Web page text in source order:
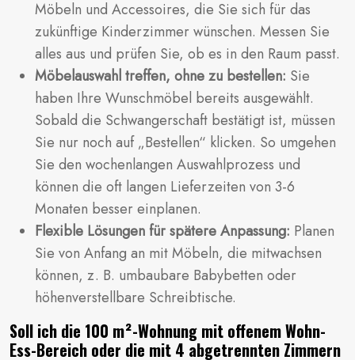
Möbeln und Accessoires, die Sie sich für das
zukünftige Kinderzimmer wünschen. Messen Sie
alles aus und prüfen Sie, ob es in den Raum passt.
Möbelauswahl treffen, ohne zu bestellen: Sie
haben Ihre Wunschmöbel bereits ausgewählt.
Sobald die Schwangerschaft bestätigt ist, müssen
Sie nur noch auf „Bestellen“ klicken. So umgehen
Sie den wochenlangen Auswahlprozess und
können die oft langen Lieferzeiten von 3-6
Monaten besser einplanen.
Flexible Lösungen für spätere Anpassung: Planen
Sie von Anfang an mit Möbeln, die mitwachsen
können, z. B. umbaubare Babybetten oder
höhenverstellbare Schreibtische.
Soll ich die 100 m²-Wohnung mit offenem Wohn-
Ess-Bereich oder die mit 4 abgetrennten Zimmern